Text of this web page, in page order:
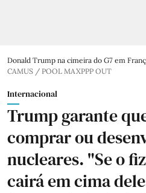
Donald Trump na cimeira do G7 em
CAMUS / POOL MAXPPP OUT
Internacional
Trump garante
comprar ou
nucleares. "Se o
cairá em cima